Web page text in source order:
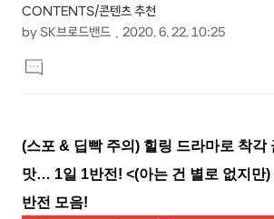
CONTENTS/콘텐츠 추천
by SK브로드밴드 2020. 6. 22. 10:25
문
댓
글
(스포 & 딥빡 주의) 힐링 드라마로 착각
맛… 1일 1반전! <(아는 건 별로 없지만)
반전 모음!